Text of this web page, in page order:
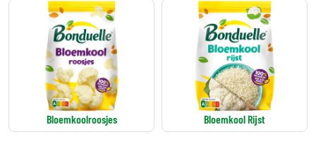
Bloemkoolroosjes Bloemkool Rijst